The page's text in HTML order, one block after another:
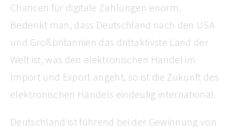
Chancen für digitale Zahlungen enorm.
Bedenkt man, dass Deutschland nach den USA
und Großbritannien das drittaktivste Land der
Welt ist, was den elektronischen Handel im
Import und Export angeht, so ist die Zukunft des
elektronischen Handels eindeutig international.
Deutschland ist führend bei der Gewinnung von